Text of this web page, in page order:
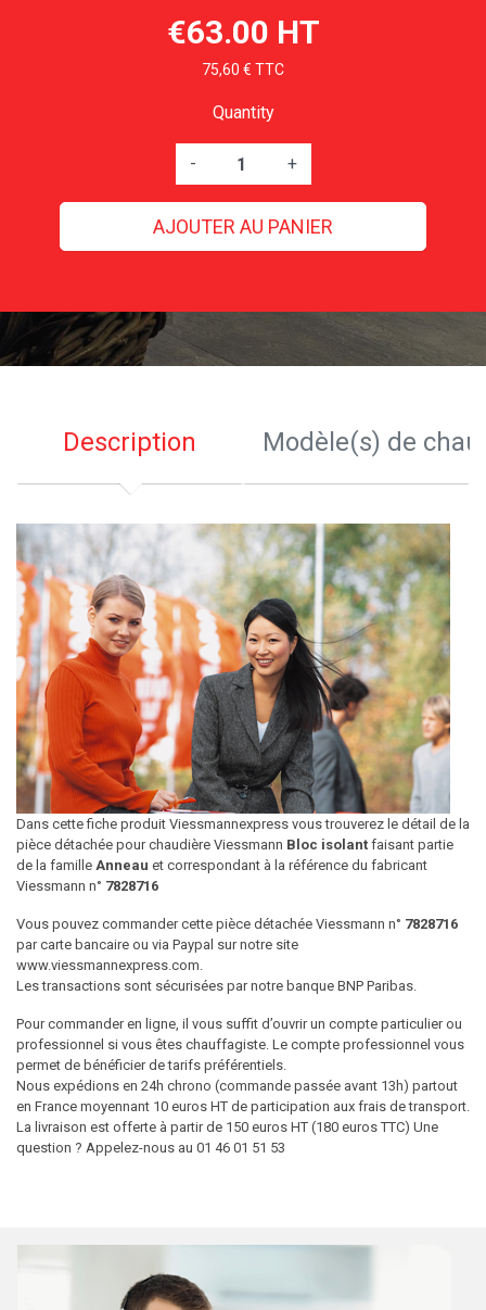
€63.00 HT
75,60 € TTC
Quantity
- +
AJOUTER AU PANIER
Description Modèle(s) de
Dans cette fiche produit Viessmannexpress vous trouverez le détail de la
pièce détachée pour chaudière Viessmann Bloc isolant faisant partie
de la famille Anneau et correspondant à la référence du fabricant
Viessmann n° 7828716
Vous pouvez commander cette pièce détachée Viessmann n° 7828716
par carte bancaire ou via Paypal sur notre site
www.viessmannexpress.com.
Les transactions sont sécurisées par notre banque BNP Paribas.
Pour commander en ligne, il vous suffit d’ouvrir un compte particulier ou
professionnel si vous êtes chauffagiste. Le compte professionnel vous
permet de bénéficier de tarifs préférentiels.
Nous expédions en 24h chrono (commande passée avant 13h) partout
en France moyennant 10 euros HT de participation aux frais de transport.
La livraison est offerte à partir de 150 euros HT (180 euros TTC) Une
question ? Appelez-nous au 01 46 01 51 53